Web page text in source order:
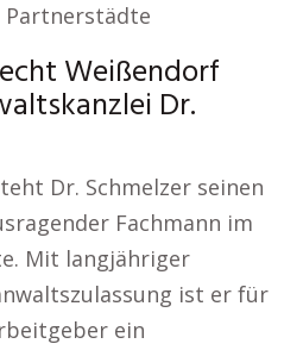
Partnerstädte
Weißendorf
Dr.
Dr. Schmelzer seinen
Fachmann im
Mit langjähriger
ist er für
ein